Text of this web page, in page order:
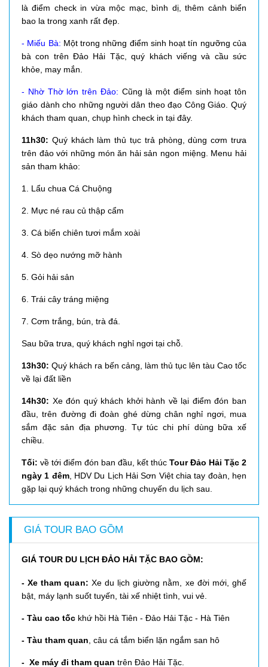
là điểm check in vừa mộc mạc, bình dị, thêm cảnh biển
bao la trong xanh rất đẹp.
- Miếu Bà: Một trong những điểm sinh hoạt tín ngưỡng của
bà con trên Đảo Hải Tặc, quý khách viếng và cầu sức
khỏe, may mắn.
- Nhờ Thờ lớn trên Đảo: Cũng là một điểm sinh hoạt tôn
giáo dành cho những người dân theo đạo Công Giáo. Quý
khách tham quan, chụp hình check in tại đây.
11h30: Quý khách làm thủ tục trả phòng, dùng cơm trưa
trên đảo với những món ăn hải sản ngon miệng. Menu hải
sản tham khảo:
1. Lẩu chua Cá Chuộng
2. Mực né rau củ thập cẩm
3. Cá biển chiên tươi mắm xoài
4. Sò dẹo nướng mỡ hành
5. Gỏi hải sản
6. Trái cây tráng miệng
7. Cơm trắng, bún, trà đá.
Sau bữa trưa, quý khách nghỉ ngơi tại chỗ.
13h30: Quý khách ra bến cảng, làm thủ tục lên tàu Cao tốc
về lại đất liền
14h30: Xe đón quý khách khởi hành về lại điểm đón ban
đầu, trên đường đi đoàn ghé dừng chân nghỉ ngơi, mua
sắm đặc sản địa phương. Tự túc chi phí dùng bữa xế
chiều.
Tối: về tới điểm đón ban đầu, kết thúc Tour Đảo Hải Tặc 2
ngày 1 đêm, HDV Du Lịch Hải Sơn Việtchia tay đoàn, hẹn
gặp lại quý khách trong những chuyến du lịch sau.
GIÁ TOUR BAO GỒM
GIÁ TOUR DU LỊCH ĐẢO HẢI TẶC BAO GỒM:
- Xe tham quan: Xe du lịch giường nằm , xe đời mới, ghế
bật, máy lạnh suốt tuyến, tài xế nhiệt tình, vui vẻ.
- Tàu cao tốc khứ hồi Hà Tiên - Đảo Hải Tặc - Hà Tiên
- Tàu tham quan , câu cá tắm biển lặn ngắm san hô
- Xe máy đi tham quan trên Đảo Hải Tặc.